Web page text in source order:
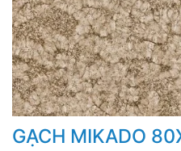
GẠCH MIKADO